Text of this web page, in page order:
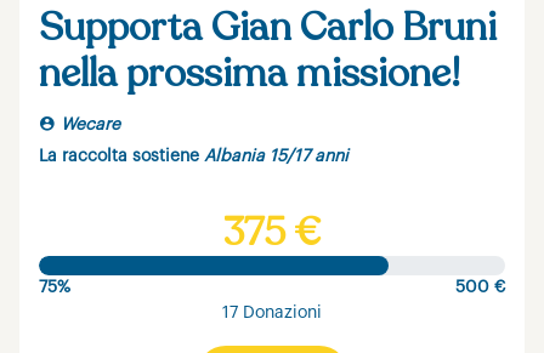
Supporta Gian Carlo Bruni
nella prossima missione!
Wecare
La raccolta sostiene Albania 15/17 anni
375 €
75%
500 €
17 Donazioni